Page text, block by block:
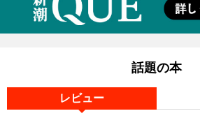
話題の本
レビュー